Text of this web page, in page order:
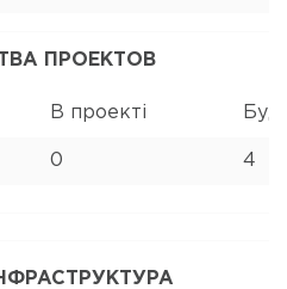
ПРОЕКТОВ
В проекті
0 4